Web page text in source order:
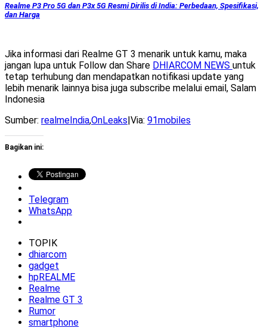
Realme P3 Pro 5G dan P3x 5G Resmi Dirilis di India: Perbedaan, Spesifikasi,
dan Harga
Jika informasi dari Realme GT 3 menarik untuk kamu, maka
jangan lupa untuk Follow dan Share DHIARCOM NEWS untuk
tetap terhubung dan mendapatkan notifikasi update yang
lebih menarik lainnya bisa juga subscribe melalui email, Salam
Indonesia
Sumber: realmeIndia,OnLeaks|Via: 91mobiles
Bagikan ini:
Telegram
WhatsApp
TOPIK
dhiarcom
gadget
hpREALME
Realme
Realme GT 3
Rumor
smartphone